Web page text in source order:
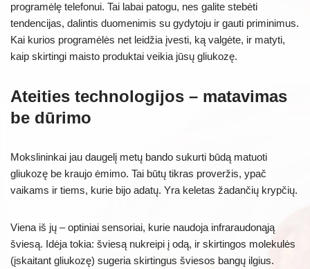
programėlę telefonui. Tai labai patogu, nes galite stebėti
tendencijas, dalintis duomenimis su gydytoju ir gauti priminimus.
Kai kurios programėlės net leidžia įvesti, ką valgėte, ir matyti,
kaip skirtingi maisto produktai veikia jūsų gliukozę.
Ateities technologijos – matavimas
be dūrimo
Mokslininkai jau daugelį metų bando sukurti būdą matuoti
gliukozę be kraujo ėmimo. Tai būtų tikras proveržis, ypač
vaikams ir tiems, kurie bijo adatų. Yra keletas žadančių krypčių.
Viena iš jų – optiniai sensoriai, kurie naudoja infraraudonąją
šviesą. Idėja tokia: šviesą nukreipi į odą, ir skirtingos molekulės
(įskaitant gliukozę) sugeria skirtingus šviesos bangų ilgius.